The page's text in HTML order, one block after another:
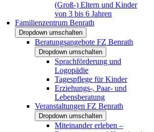
(Groß-) Eltern und Kinder
von 3 bis 6 Jahren
Familienzentrum Benrath
Dropdown umschalten
Beratungsangebote FZ Benrath
Dropdown umschalten
Sprachförderung und
Logopädie
Tagespflege für Kinder
Erziehungs-, Paar- und
Lebensberatung
Veranstaltungen FZ Benrath
Dropdown umschalten
Miteinander erleben –